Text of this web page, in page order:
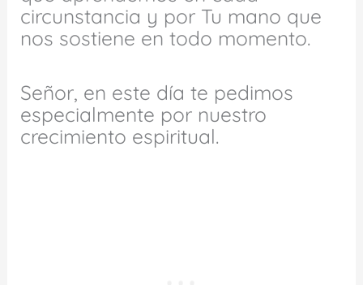
circunstancia y por Tu mano que
nos sostiene en todo momento.
Señor, en este día te pedimos
especialmente por nuestro
crecimiento espiritual.